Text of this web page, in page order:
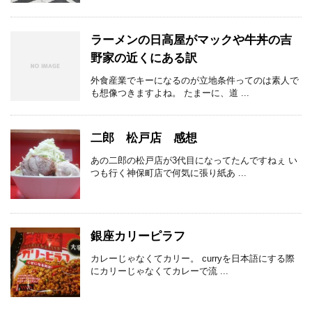
ラーメンの日高屋がマックや牛丼の吉
野家の近くにある訳
外食産業でキーになるのが立地条件ってのは素人で
も想像つきますよね。 たまーに、道 ...
二郎 松戸店 感想
あの二郎の松戸店が3代目になってたんですねぇ い
つも行く神保町店で何気に張り紙あ ...
銀座カリーピラフ
カレーじゃなくてカリー。 curryを日本語にする際
にカリーじゃなくてカレーで流 ...